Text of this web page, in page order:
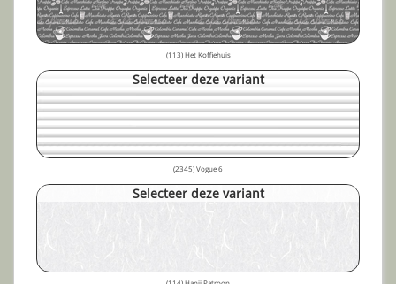
(113) Het Koffiehuis
Selecteer deze variant
(2345) Vogue 6
Selecteer deze variant